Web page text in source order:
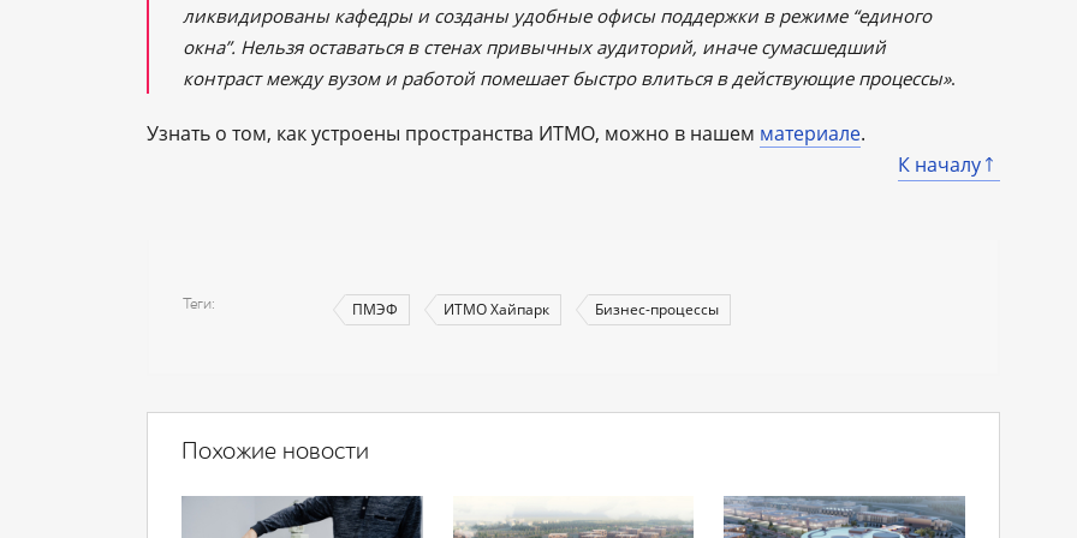
ликвидированы кафедры и созданы удобные офисы поддержки в режиме “единого
окна”. Нельзя оставаться в стенах привычных аудиторий, иначе сумасшедший
контраст между вузом и работой помешает быстро влиться в действующие процессы».
Узнать о том, как устроены пространства ИТМО, можно в нашем материале.
К началу
Теги ПМЭФ ИТМО Хайпарк Бизнес-процессы
Похожие новости